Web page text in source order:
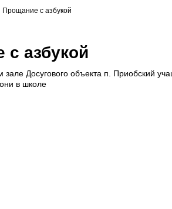
Прощание с азбукой
азбукой
зале Досугового объекта п. Приобский
в школе